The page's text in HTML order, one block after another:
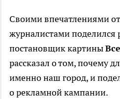
Cвоими впечатлениями
журналистами поделился
постановщик картины
рассказал о том, почему
именно наш город, и
о рекламной кампании.